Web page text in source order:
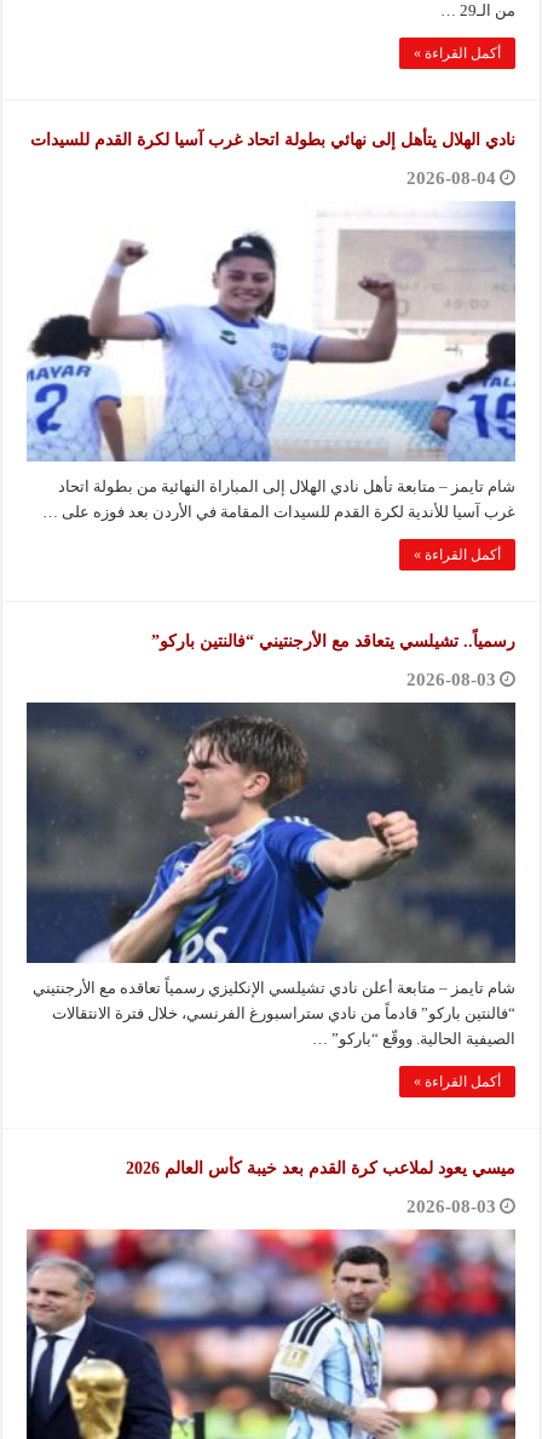
من الـ29 …
أكمل القراءة »
نادي الهلال يتأهل إلى نهائي بطولة اتحاد غرب آسيا لكرة القدم للسيدات
2026-08-04
شام تايمز – متابعة تأهل نادي الهلال إلى المباراة النهائية من بطولة اتحاد
غرب آسيا للأندية لكرة القدم للسيدات المقامة في الأردن بعد فوزه على …
أكمل القراءة »
رسمياً.. تشيلسي يتعاقد مع الأرجنتيني “فالنتين باركو”
2026-08-03
شام تايمز – متابعة أعلن نادي تشيلسي الإنكليزي رسمياً تعاقده مع الأرجنتيني
“فالنتين باركو” قادماً من نادي ستراسبورغ الفرنسي، خلال فترة الانتقالات
الصيفية الحالية. ووقّع “باركو” …
أكمل القراءة »
ميسي يعود لملاعب كرة القدم بعد خيبة كأس العالم 2026
2026-08-03